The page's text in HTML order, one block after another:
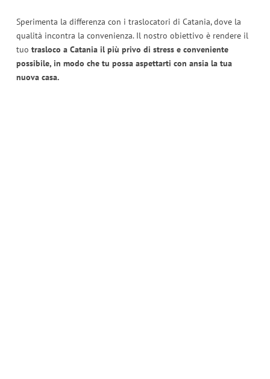
Sperimenta la differenza con i traslocatori di Catania, dove la
qualità incontra la convenienza. Il nostro obiettivo è rendere il
tuo trasloco a Catania il più privo di stress e conveniente
possibile, in modo che tu possa aspettarti con ansia la tua
nuova casa.